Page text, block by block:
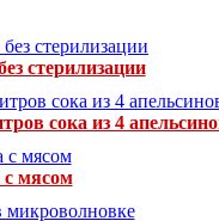
стерилизации
сока из 4
мясом